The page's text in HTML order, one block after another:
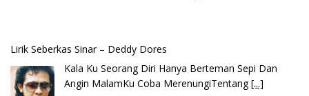
Lirik Seberkas Sinar – Deddy Dores
Kala Ku Seorang Diri Hanya Berteman Sepi Dan
Angin MalamKu Coba MerenungiTentang[...]